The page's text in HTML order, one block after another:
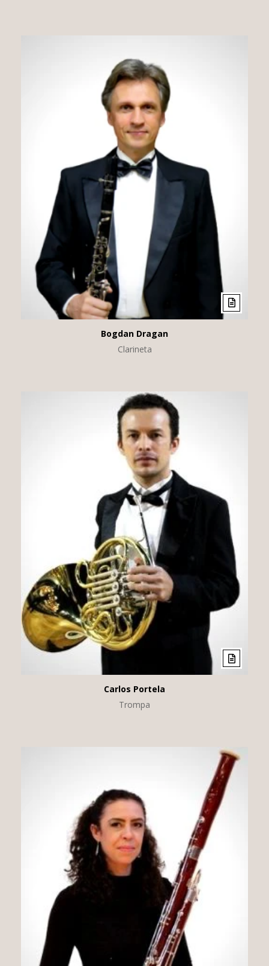
Bogdan Dragan
Clarineta
Carlos Portela
Trompa